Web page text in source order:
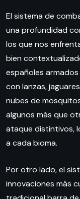
El sistema de
una profundidad
los que nos
bien
españoles
con lanzas,
nubes de
algunos más que
ataque distintivos,
a cada bioma.
Por otro lado, el
innovaciones más